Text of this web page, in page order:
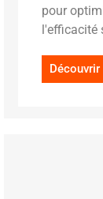
pour
l'efficacité